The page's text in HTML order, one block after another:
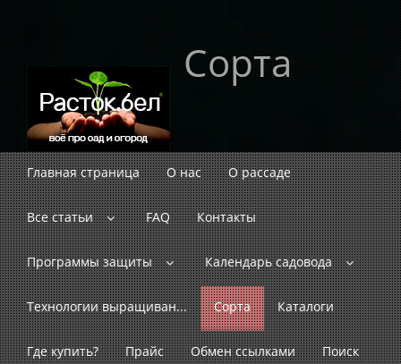
Сорта
Главная страница О нас О рассаде
Все статьи FAQ Контакты
Программы защиты Календарь садовода
Технологии выращиван... Сорта Каталоги
Где купить? Прайс Обмен ссылками Поиск